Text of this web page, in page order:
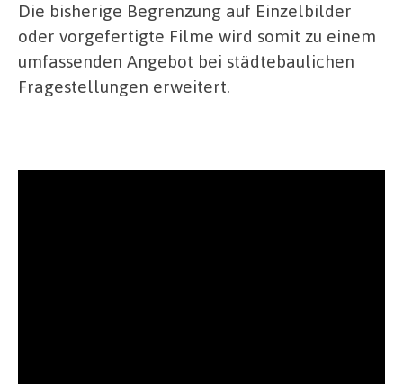
Die bisherige Begrenzung auf Einzelbilder
oder vorgefertigte Filme wird somit zu einem
umfassenden Angebot bei städtebaulichen
Fragestellungen erweitert.